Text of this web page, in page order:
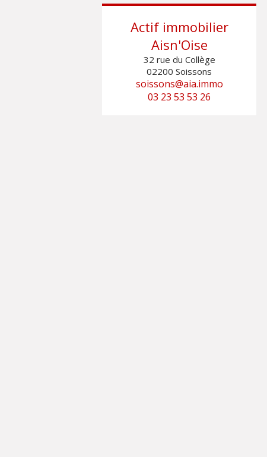
Actif immobilier
Aisn'Oise
32 rue du Collège
02200 Soissons
soissons@aia.immo
03 23 53 53 26